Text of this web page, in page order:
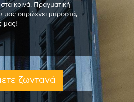
κοινά. Πραγματική
μας σπρώχνει μπροστά,
μας!
ζωντανά